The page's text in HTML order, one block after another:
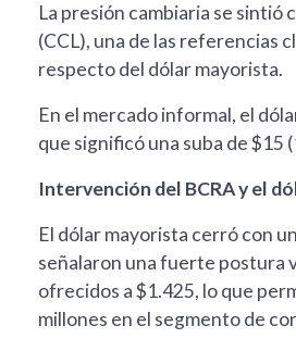
La presión cambiaria se
(CCL), una de las referencias
respecto del dólar mayorista.
En el mercado informal, el
que significó una suba de $15
Intervención del BCRA y el
El dólar mayorista cerró con
señalaron una fuerte postura
ofrecidos a $1.425, lo que
millones en el segmento de